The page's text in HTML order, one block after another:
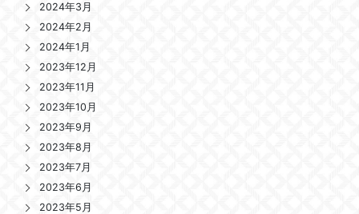
2024年3月
2024年2月
2024年1月
2023年12月
2023年11月
2023年10月
2023年9月
2023年8月
2023年7月
2023年6月
2023年5月